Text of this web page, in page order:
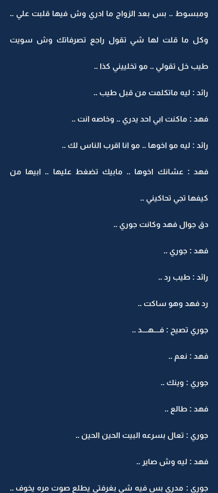
ومبسوط .. بس بعد الزواج ما ادري وش فيها قلبت علي ..
وكل ما قلت لها شي تقول راجع تصرفاتك وش سويت
طيب خل تقولي .. مو تخلييني كذا ..
رائد : ليه ماتكلمت من قبل طيب ..
فهد : ماكنت ابي احد يدري .. وخاصه انت ..
رائد : ليه مو اخوها .. مو انا اقرب الناس لك ..
فهد : عشانك اخوها .. مابيك تضغط عليها .. ابيها من
كيفها تجي تحاكيني ..
دق جوال فهد وكانت جوري ..
فهد : جوري ..
رائد : طيب رد ..
رد فهد وهو ساكت ..
جوري تصيح : فــــهــــد ..
فهد : نعم ..
جوري : وينك ..
فهد : طالع ..
جوري : تعال بسرعه البيت الحين الحين ..
فهد : ليه وش صاير ..
جوري : مدري بس فيه شي بغرفتي يطلع صوت مره يخوف ..